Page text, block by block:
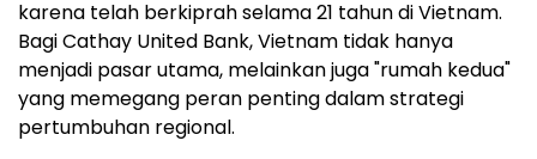
karena telah berkiprah selama 21 tahun di Vietnam.
Bagi Cathay United Bank, Vietnam tidak hanya
menjadi pasar utama, melainkan juga "rumah kedua"
yang memegang peran penting dalam strategi
pertumbuhan regional.